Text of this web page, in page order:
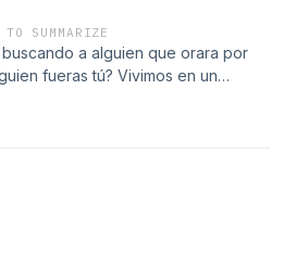
SUMMARIZE
a alguien que orara por
fueras tú? Vivimos en un
recibir ayuda.